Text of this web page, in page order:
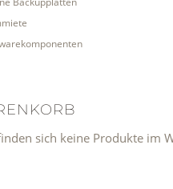
sich keine Produkte im